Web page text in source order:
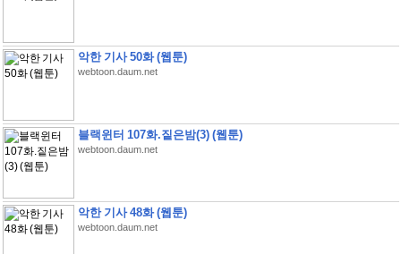
악한 기사 50화 (웹툰)
webtoon.daum.net
블랙윈터 107화.짙은밤(3) (웹툰)
webtoon.daum.net
악한 기사 48화 (웹툰)
webtoon.daum.net